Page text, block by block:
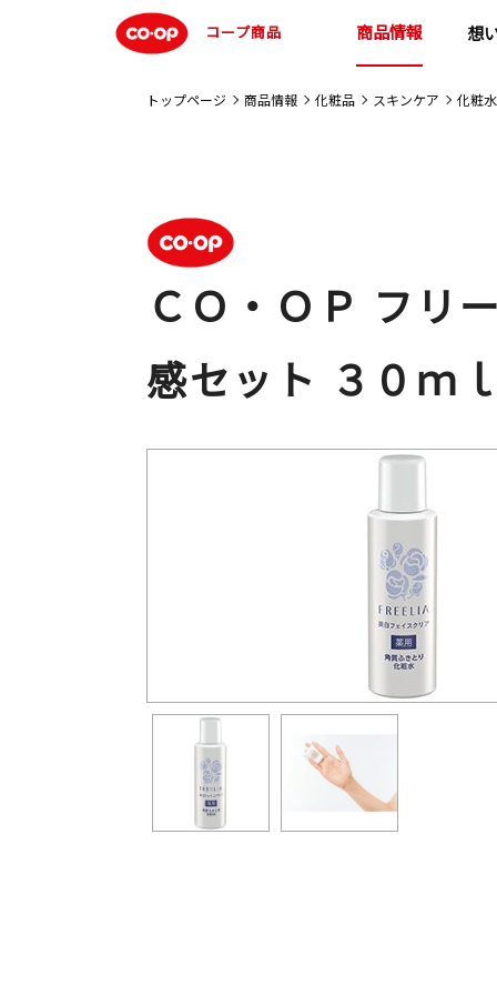
コープ商品 商品情報 想
トップページ 商品情報 化粧品 スキンケア 化粧水
ＣＯ・ＯＰ フ
感セット ３０ｍ